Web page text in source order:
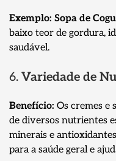
Exemplo: Sopa de
baixo teor de gordura,
saudável.
6. Variedade de
Benefício: Os cremes e
de diversos nutrientes
minerais e
para a saúde geral e